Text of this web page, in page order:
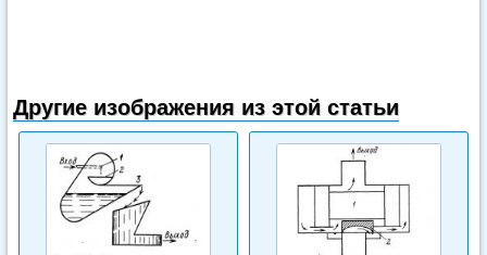
Другие изображения из этой статьи